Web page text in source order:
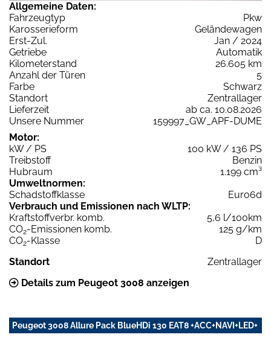
Allgemeine Daten:
Fahrzeugtyp
Pkw
Karosserieform
Geländewagen
Erst-Zul.
Jan / 2024
Getriebe
Automatik
Kilometerstand
26.605 km
Anzahl der Türen
5
Farbe
Schwarz
Standort
Zentrallager
Lieferzeit
ab ca. 10.08.2026
Unsere Nummer
159997_GW_APF-DUME
Motor:
kW / PS
100 kW / 136 PS
Treibstoff
Benzin
Hubraum
1.199 cm³
Umweltnormen:
Schadstoffklasse
Euro6d
Verbrauch und Emissionen nach WLTP:
Kraftstoffverbr. komb.
5,6 l/100km
CO2-Emissionen komb.
125 g/km
CO2-Klasse
D
Standort
Zentrallager
Details zum Peugeot 3008 anzeigen
Peugeot 3008 Allure Pack BlueHDi 130 EAT8 +ACC+NAVI+LED+